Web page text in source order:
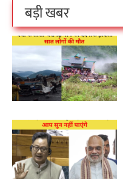
बड़ी खबर